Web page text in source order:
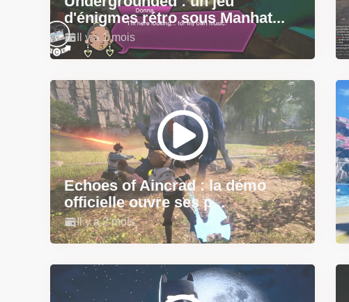
d'énigmes rétro sous Manhat...
Il y a 1 mois
Echoes of Aincrad : la démo
officielle ouvre ses p...
Il y a 2 mois